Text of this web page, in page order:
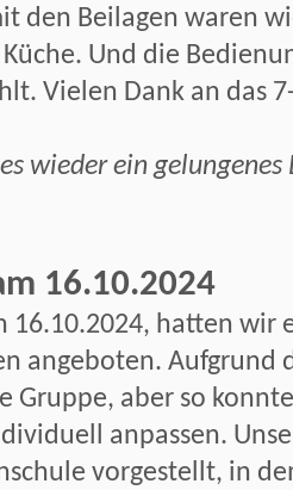
den Beilagen waren
Küche. Und die
Vielen Dank an das
wieder ein
16.10.2024
16.10.2024, hatten wir
angeboten. Aufgrund
Gruppe, aber so
anpassen.
vorgestellt, in